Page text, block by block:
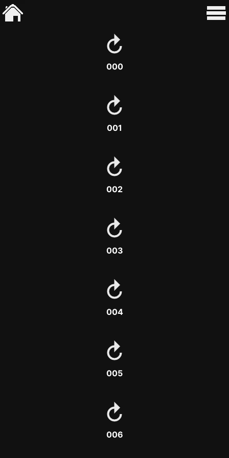
000
001
002
003
004
005
006